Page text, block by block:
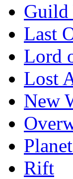
Guild
Last
Lord
Lost
New
Rift